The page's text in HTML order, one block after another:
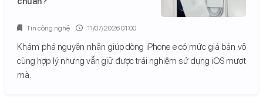
Khám phá nguyên nhân giúp dòng iPhone e có mức giá bán vô
cùng hợp lý nhưng vẫn giữ được trải nghiệm sử dụng iOS mượt
mà.
Tin công nghệ 11/07/2026 01:00